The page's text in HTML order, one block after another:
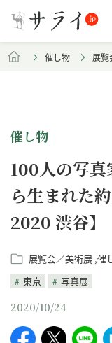
催し物 展覧
催し物
100人の写
ら生まれた
2020 渋谷】
展覧会／美術展 催
東京
写真展
2020/10/24